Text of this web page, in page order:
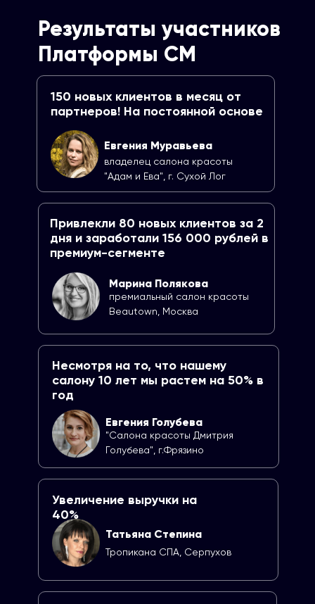
Привлекли 80 новых клиентов за 2
дня и заработали 156 000 рублей в
премиум-сегменте
Марина Полякова
премиальный салон красоты
Beautown, Москва
150 новых клиентов в месяц от
партнеров! На постоянной основе
Евгения Муравьева
владелец салона красоты
"Адам и Ева", г. Сухой Лог
Результаты участников
Платформы СМ
"Салона красоты Дмитрия
Голубева", г.Фрязино
Евгения Голубева
Несмотря на то, что нашему
салону 10 лет мы растем на 50% в
год
Увеличение выручки на
40%
Татьяна Степина
Тропикана СПА, Серпухов